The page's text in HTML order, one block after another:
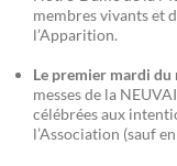
membres vivants et
l’Apparition.
Le premier mardi du
messes de la
célébrées aux
l’Association (sauf